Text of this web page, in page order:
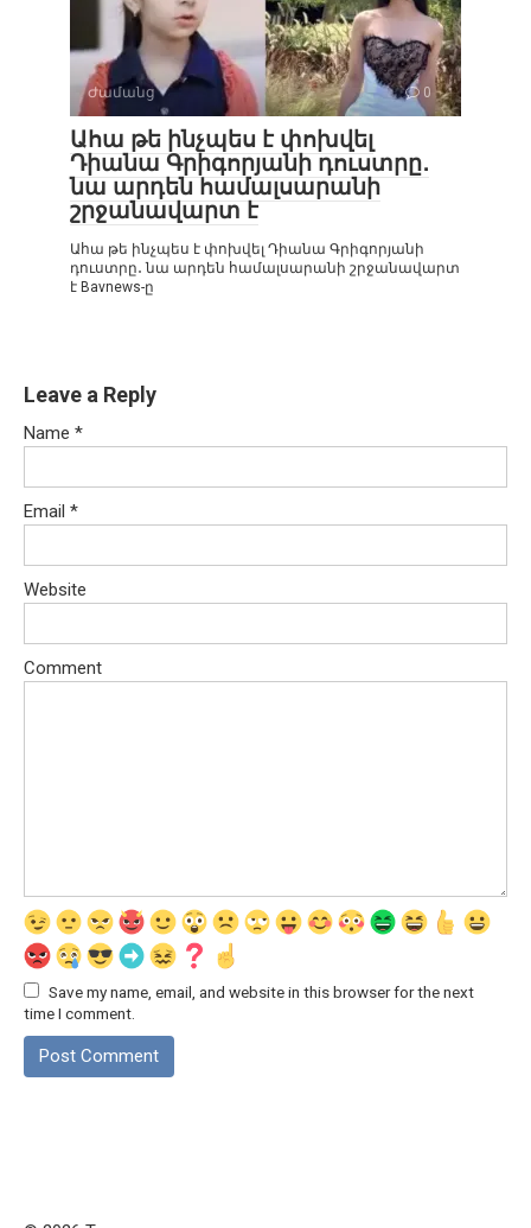
Ժամանց 0
Ահա թե ինչպես է փոխվել
Դիանա Գրիգորյանի դուստրը․
նա արդեն համալսարանի
շրջանավարտ է
Ահա թե ինչպես է փոխվել Դիանա Գրիգորյանի
դուստրը․ նա արդեն համալսարանի շրջանավարտ
է Bavnews-ը
Leave a Reply
Name *
Email *
Website
Comment
Save my name, email, and website in this browser for the next
time I comment.